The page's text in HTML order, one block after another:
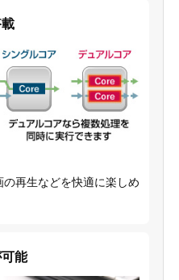
再生などを快適に楽しめ
能